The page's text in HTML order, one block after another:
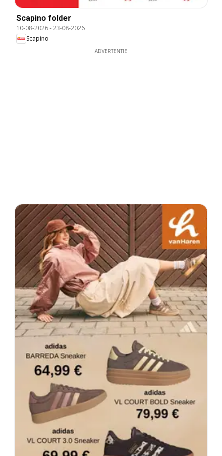
Scapino folder
10-08-2026-23-08-2026
Scapino
ADVERTENTIE